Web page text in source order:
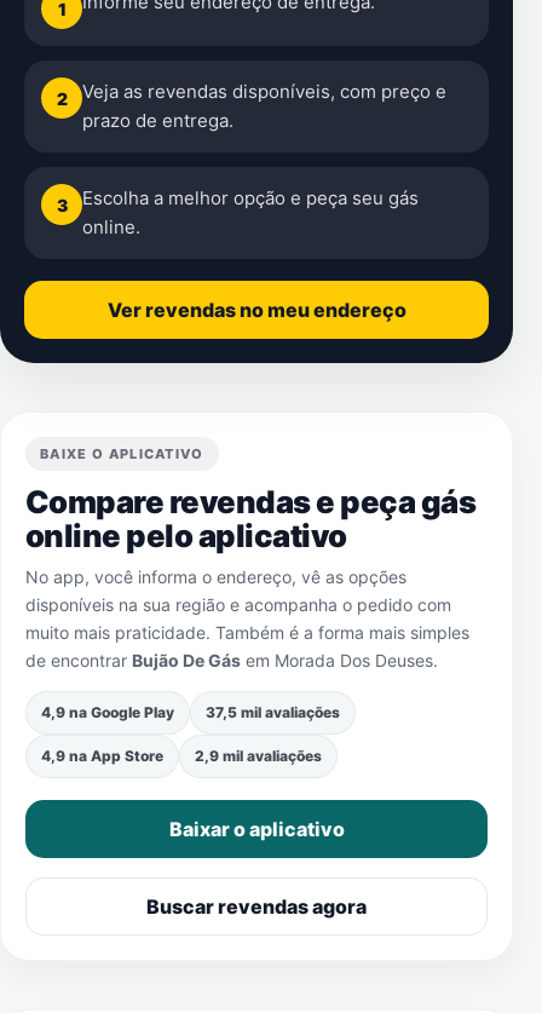
1
2
Veja as revendas disponíveis, com preço e
prazo de entrega.
3
Escolha a melhor opção e peça seu gás
online.
Ver revendas no meu endereço
BAIXE O APLICATIVO
Compare revendas e peça gás
online pelo aplicativo
No app, você informa o endereço, vê as opções
disponíveis na sua região e acompanha o pedido com
muito mais praticidade. Também é a forma mais simples
de encontrar Bujão De Gás em Morada Dos Deuses.
4,9 na Google Play 37,5 mil avaliações
4,9 na App Store 2,9 mil avaliações
Baixar o aplicativo
Buscar revendas agora